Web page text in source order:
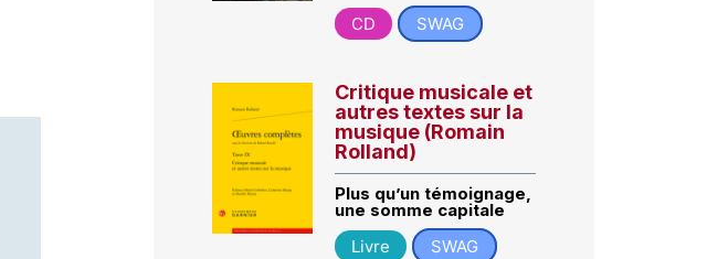
CD
SWAG
Critique musicale et
autres textes sur la
musique (Romain
Rolland)
Plus qu’un témoignage,
une somme capitale
Livre
SWAG